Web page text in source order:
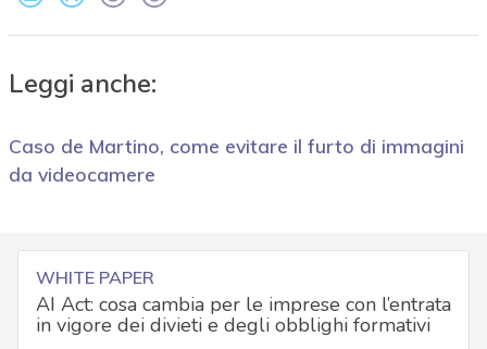
Leggi anche:
Caso de Martino, come evitare il furto di immagini
da videocamere
WHITE PAPER
AI Act: cosa cambia per le imprese con l’entrata
in vigore dei divieti e degli obblighi formativi